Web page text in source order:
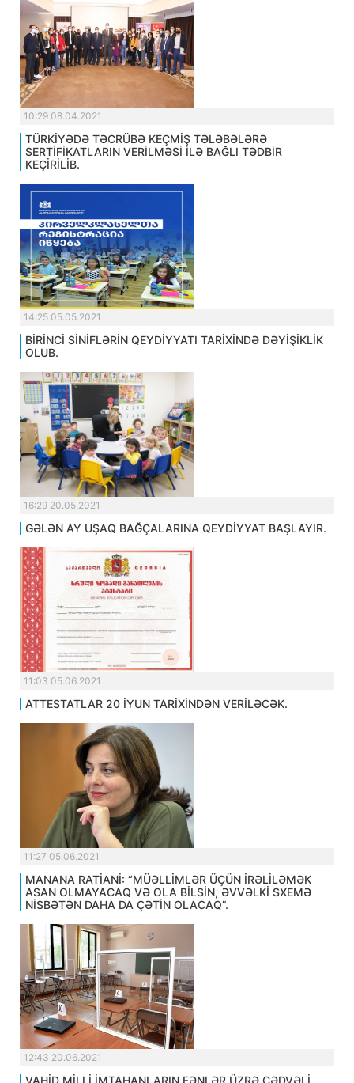
10:29 08.04.2021
TÜRKİYƏDƏ TƏCRÜBƏ KEÇMİŞ TƏLƏBƏLƏRƏ
SERTİFİKATLARIN VERİLMƏSİ İLƏ BAĞLI TƏDBİR
KEÇİRİLİB.
14:25 05.05.2021
BİRİNCİ SİNİFLƏRİN QEYDİYYATI TARİXİNDƏ DƏYİŞİKLİK
OLUB.
16:29 20.05.2021
GƏLƏN AY UŞAQ BAĞÇALARINA QEYDİYYAT BAŞLAYIR.
11:03 05.06.2021
ATTESTATLAR 20 İYUN TARİXİNDƏN VERİLƏCƏK.
11:27 05.06.2021
MANANA RATİANİ: “MÜƏLLİMLƏR ÜÇÜN İRƏLİLƏMƏK
ASAN OLMAYACAQ VƏ OLA BİLSİN, ƏVVƏLKİ SXEMƏ
NİSBƏTƏN DAHA DA ÇƏTİN OLACAQ”.
12:43 20.06.2021